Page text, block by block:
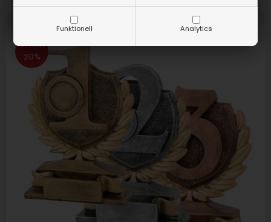
Funktionell Analytics
SPARA
20%